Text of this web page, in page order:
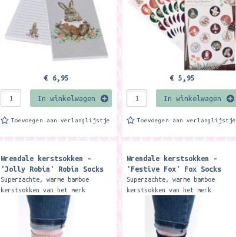
€ 6,95
In winkelwagen
Toevoegen aan verlanglijstje
€ 5,95
In winkelwagen
Toevoegen aan verlanglijstje
Wrendale kerstsokken -
'Jolly Robin' Robin Socks
Superzachte, warme bamboe
kerstsokken van het merk
Wrendale Designs. De sokken
zijn gemaakt van 100% Oeko-Tex
bamboe. Het materiaal is zacht,
Wrendale kerstsokken -
'Festive Fox' Fox Socks
Superzachte, warme bamboe
kerstsokken van het merk
Wrendale Designs. De sokken
zijn gemaakt van 100% Oeko-Tex
bamboe. Het materiaal is zacht,